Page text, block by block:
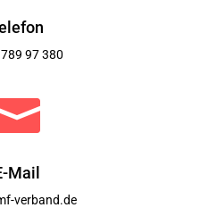
97 380
Mail
verband.de